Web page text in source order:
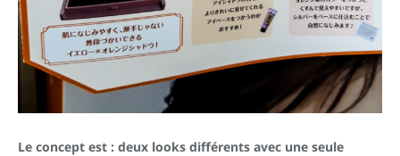
Le concept est : deux looks différents avec une seule